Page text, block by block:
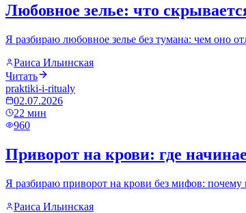
Любовное зелье: что
Я разбираю любовное зелье без тумана: чем оно
Раиса Ильинская
Читать
praktiki-i-ritualy
02.07.2026
22 мин
960
Приворот на крови: где
Я разбираю приворот на крови без мифов:
Раиса Ильинская